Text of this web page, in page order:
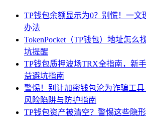
TP钱包余额显示为0？别慌！一文
办法
TokenPocket（TP钱包）地址怎么
坑提醒
TP钱包质押波场TRX全指南，新
益避坑指南
警惕！别让加密钱包沦为诈骗工
风险陷阱与防护指南
TP钱包资产被清空？警惕这些隐